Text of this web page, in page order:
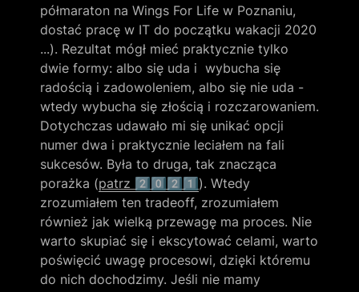
półmaraton na Wings For Life w Poznaniu,
dostać pracę w IT do początku wakacji 2020
...). Rezultat mógł mieć praktycznie tylko
dwie formy: albo się uda i  wybucha się
radością i zadowoleniem, albo się nie uda -
wtedy wybucha się złością i rozczarowaniem.
Dotychczas udawało mi się unikać opcji
numer dwa i praktycznie leciałem na fali
sukcesów. Była to druga, tak znacząca
porażka (patrz 2️⃣0️⃣2️⃣1️⃣ ). Wtedy
zrozumiałem ten tradeoff, zrozumiałem
również jak wielką przewagę ma proces. Nie
warto skupiać się i ekscytować celami, warto
poświęcić uwagę procesowi, dzięki któremu
do nich dochodzimy. Jeśli nie mamy